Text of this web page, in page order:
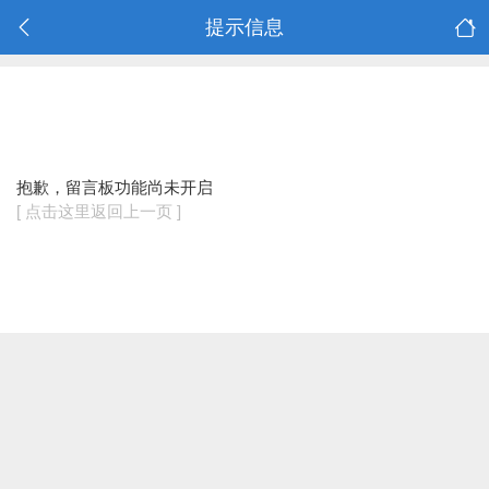
提示信息
抱歉，留言板功能尚未开启
[ 点击这里返回上一页 ]